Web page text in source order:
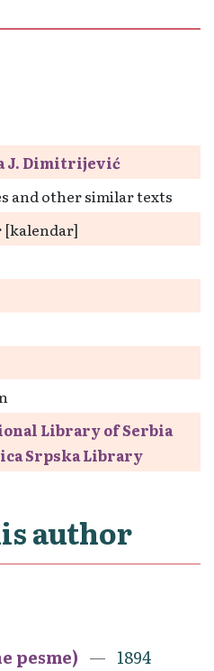
J. Dimitrijević
and other similar texts
[kalendar]
Library of Serbia
Srpska Library
author
pesme)
1894